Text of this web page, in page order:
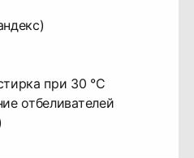
при 30 °C
отбеливателей